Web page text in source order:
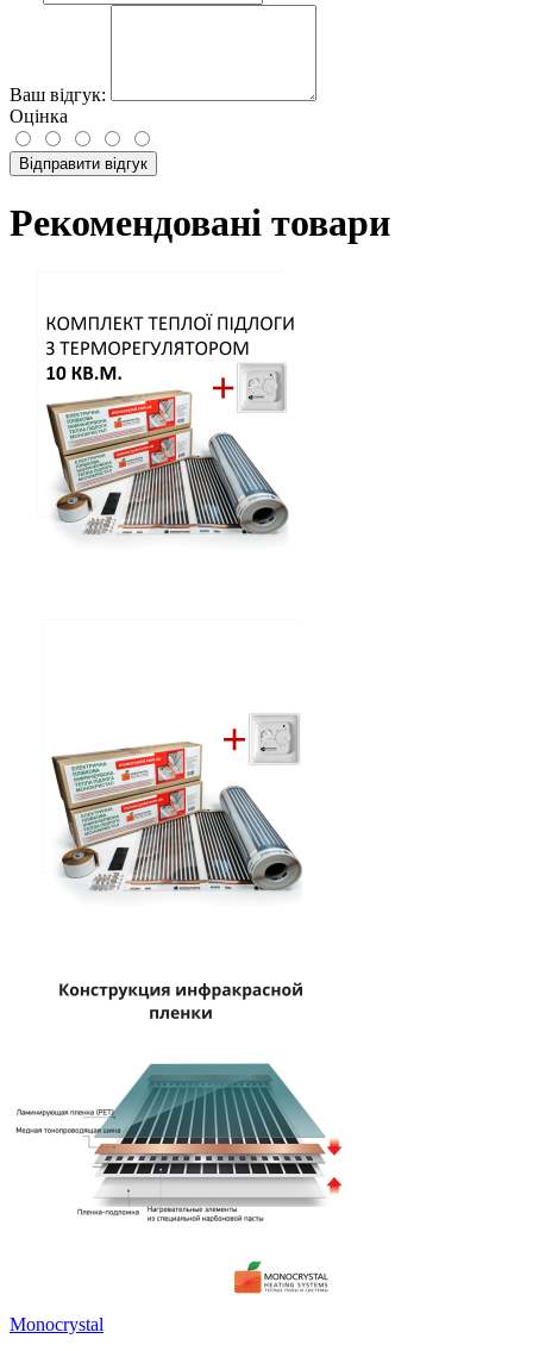
Ваш відгук:
Оцінка
Відправити відгук
Рекомендовані товари
Monocrystal